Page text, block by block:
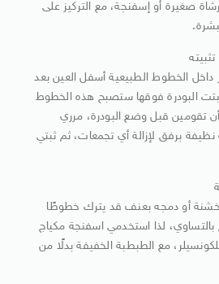
صغيرة أو إسفنجة، مع التركيز على
داخل الخطوط الطبيعية أسفل العين بعد
البودرة فوقها ستصبح هذه الخطوط
تقومين قبل وضع البودرة، مرري
برفق لإزالة أي تجمعات، ثم ثبتي
خشنة أو دمجه بعنف قد يترك خطوطًا
بالتساوي، لذا استخدمي اسفنجة مكياج
مع الطبطبة الخفيفة بدلًا من